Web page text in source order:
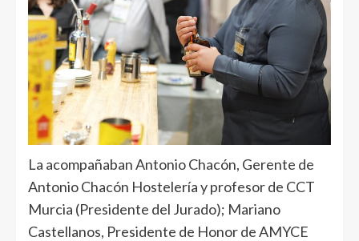
La acompañaban Antonio Chacón, Gerente de
Antonio Chacón Hostelería y profesor de CCT
Murcia (Presidente del Jurado); ⁠Mariano
Castellanos, Presidente de Honor de AMYCE